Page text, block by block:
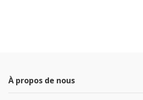
À propos de nous